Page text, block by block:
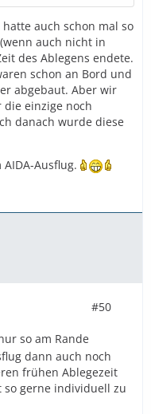
auch schon mal so
auch nicht in
des Ablegens endete.
schon an Bord und
abgebaut. Aber wir
einzige noch
danach wurde diese
Ausflug.
#50
so am Rande
dann auch noch
frühen Ablegezeit
gerne individuell zu